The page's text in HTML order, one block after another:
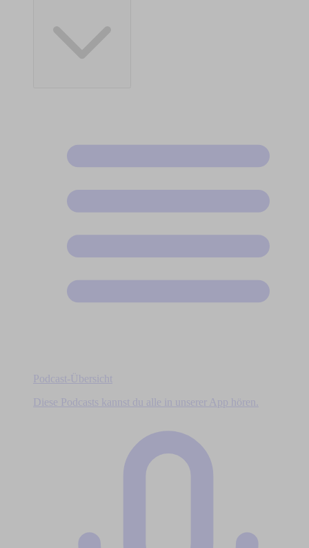
Podcast-Übersicht
Diese Podcasts kannst du alle in unserer App hören.